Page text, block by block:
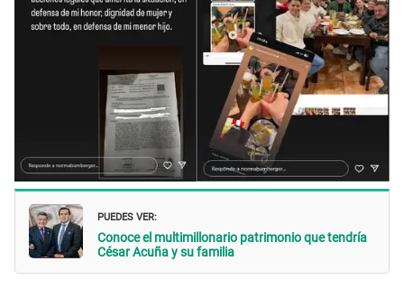
PUEDES VER:
Conoce el multimillonario patrimonio que tendría
César Acuña y su familia